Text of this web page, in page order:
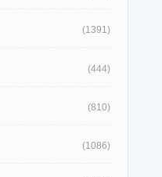
(1391)
(444)
(810)
(1086)